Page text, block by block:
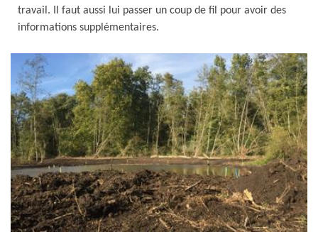
travail. Il faut aussi lui passer un coup de fil pour avoir des
informations supplémentaires.